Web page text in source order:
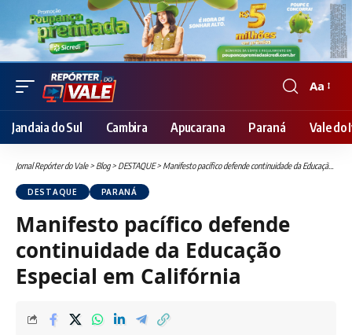
Font
Resizer
Aa
Jandaia do Sul Cambira Apucarana Paraná Vale do
Jornal Repórter do Vale> Blog> DESTAQUE> Manifesto pacífico defende continuidade da Educação Especial em Califórnia
DESTAQUE PARANÁ
Manifesto pacífico defende
continuidade da Educação
Especial em Califórnia